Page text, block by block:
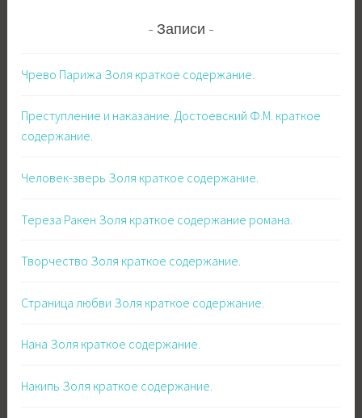
Записи
Чрево Парижа Золя краткое содержание.
Преступление и наказание. Достоевский Ф.М. краткое
содержание.
Человек-зверь Золя краткое содержание.
Тереза Ракен Золя краткое содержание романа.
Творчество Золя краткое содержание.
Страница любви Золя краткое содержание.
Нана Золя краткое содержание.
Накипь Золя краткое содержание.